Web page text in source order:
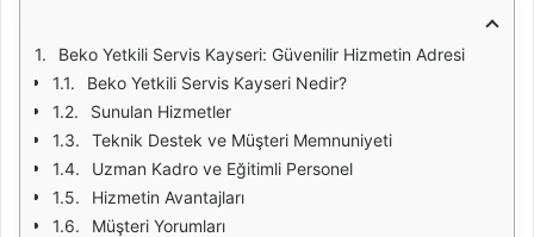
Beko Yetkili Servis Kayseri: Güvenilir Hizmetin Adresi
Beko Yetkili Servis Kayseri Nedir?
Sunulan Hizmetler
Teknik Destek ve Müşteri Memnuniyeti
Uzman Kadro ve Eğitimli Personel
Hizmetin Avantajları
Müşteri Yorumları